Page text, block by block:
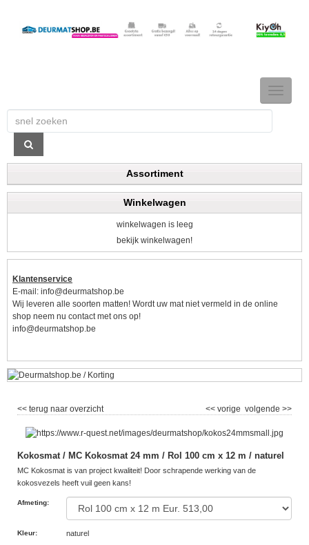
TOGGLE
Assortiment
Winkelwagen
winkelwagen is leeg
bekijk winkelwagen!
Klantenservice
E-mail: info@deurmatshop.be
Wij leveren alle soorten matten! Wordt uw mat niet vermeld in de online
shop neem nu contact met ons op!
info@deurmatshop.be
<< terug naar overzicht volgende >>
<< vorige
Kokosmat / MC Kokosmat 24 mm / Rol 100 cm x 12 m / naturel
MC Kokosmat is van project kwaliteit! Door schrapende werking van de
kokosvezels heeft vuil geen kans!
Afmeting:
Kleur: naturel